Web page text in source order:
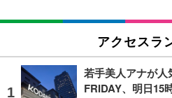
アクセスラ
若手美人アナが人
FRIDAY、明日15